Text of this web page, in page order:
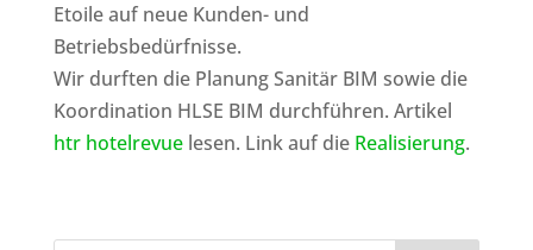
Etoile auf neue Kunden- und
Betriebsbedürfnisse.
Wir durften die Planung Sanitär BIM sowie die
Koordination HLSE BIM durchführen. Artikel
htr hotelrevuelesen. Link auf die Realisierung.